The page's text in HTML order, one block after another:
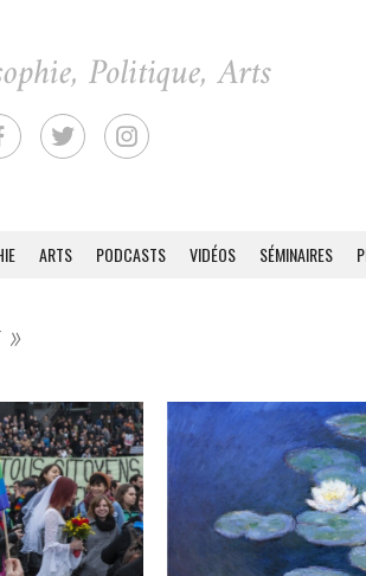
ARTS PODCASTS VIDÉOS SÉMINAIRES